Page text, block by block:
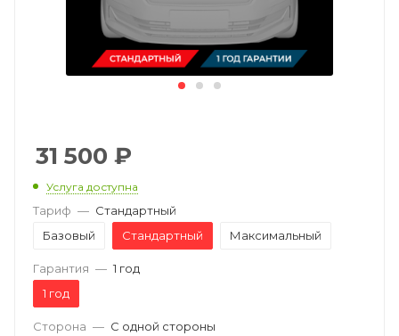
31 500 ₽
Услуга доступна
Тариф — Стандартный
Базовый
Стандартный Максимальный
Гарантия — 1 год
1 год
Сторона — С одной стороны